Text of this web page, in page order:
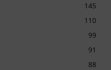
145
110
99
91
88